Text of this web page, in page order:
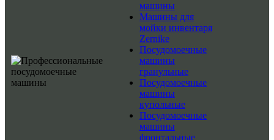
машины
Машины для
мойки инвентаря
Zernike
Посудомоечные
машины
гранульные
Посудомоечные
машины
купольные
Посудомоечные
машины
фронтальные